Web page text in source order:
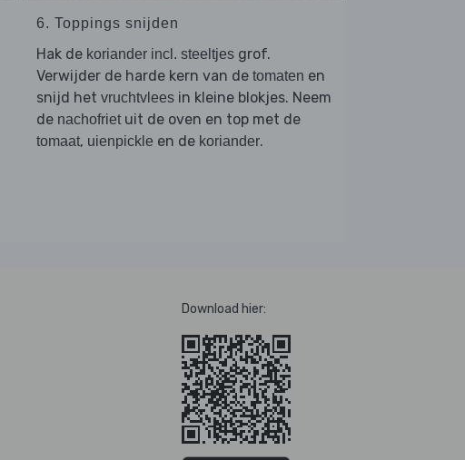
6. Toppings snijden
Hak de koriander incl. steeltjes grof.
Verwijder de harde kern van de tomaten en
snijd het vruchtvlees in kleine blokjes. Neem
de nachofriet uit de oven en top met de
tomaat, uienpickle en de koriander.
Download hier: